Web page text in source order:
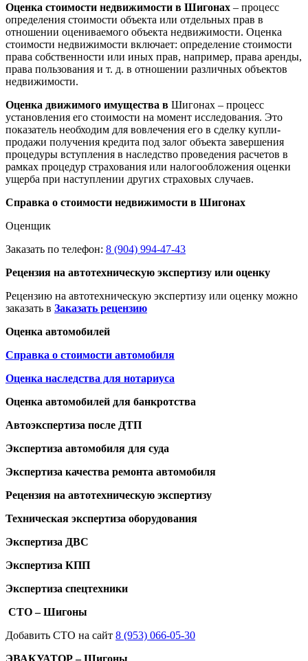
Оценка стоимости недвижимости в Шигонах – процесс
определения стоимости объекта или отдельных прав в
отношении оцениваемого объекта недвижимости. Оценка
стоимости недвижимости включает: определение стоимости
права собственности или иных прав, например, права аренды,
права пользования и т. д. в отношении различных объектов
недвижимости.
Оценка движимого имущества в Шигонах – процесс
установления его стоимости на момент исследования. Это
показатель необходим для вовлечения его в сделку купли-
продажи получения кредита под залог объекта завершения
процедуры вступления в наследство проведения расчетов в
рамках процедур страхования или налогообложения оценки
ущерба при наступлении других страховых случаев.
Справка о стоимости недвижимости в Шигонах
Оценщик
Заказать по телефон: 8 (904) 994-47-43
Рецензия на автотехническую экспертизу или оценку
Рецензию на автотехническую экспертизу или оценку можно
заказать в Заказать рецензию
Оценка автомобилей
Справка о стоимости автомобиля
Оценка наследства для нотариуса
Оценка автомобилей для банкротства
Автоэкспертиза после ДТП
Экспертиза автомобиля для суда
Экспертиза качества ремонта автомобиля
Рецензия на автотехническую экспертизу
Техническая экспертиза оборудования
Экспертиза ДВС
Экспертиза КПП
Экспертиза спецтехники
СТО – Шигоны
Добавить СТО на сайт 8 (953) 066-05-30
ЭВАКУАТОР – Шигоны